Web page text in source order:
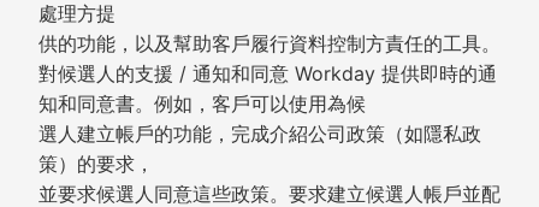
處理方提
供的功能，以及幫助客戶履行資料控制方責任的工具。
對候選人的支援 / 通知和同意 Workday 提供即時的通
知和同意書。例如，客戶可以使用為候
選人建立帳戶的功能，完成介紹公司政策（如隱私政
策）的要求，
並要求候選人同意這些政策。要求建立候選人帳戶並配